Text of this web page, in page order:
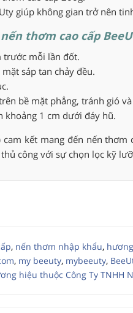
giúp không gian trở nên
thơm cao cấp
trước mỗi lần đốt.
sáp tan chảy đều.
bề mặt phẳng, tránh gió và
khoảng 1 cm dưới đáy hũ.
cam kết mang đến nến thơm
công với sự chọn lọc kỹ
, nến thơm nhập khẩu,
, my beeuty, mybeeuty,
hiệu thuộc Công Ty TNHH